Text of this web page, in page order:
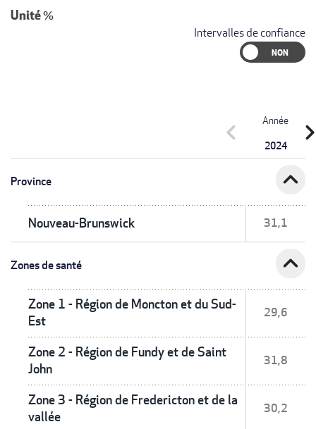
Unité%
Intervalles de confiance
Année
2024
chevron_left
Province expand_less
Nouveau-Brunswick 31,1
Zones de santé expand_less
Zone 1 - Région de Moncton et du Sud-
Est
29,6
Zone 2 - Région de Fundy et de Saint
John
31,8
Zone 3 - Région de Fredericton et de la
vallée
30,2